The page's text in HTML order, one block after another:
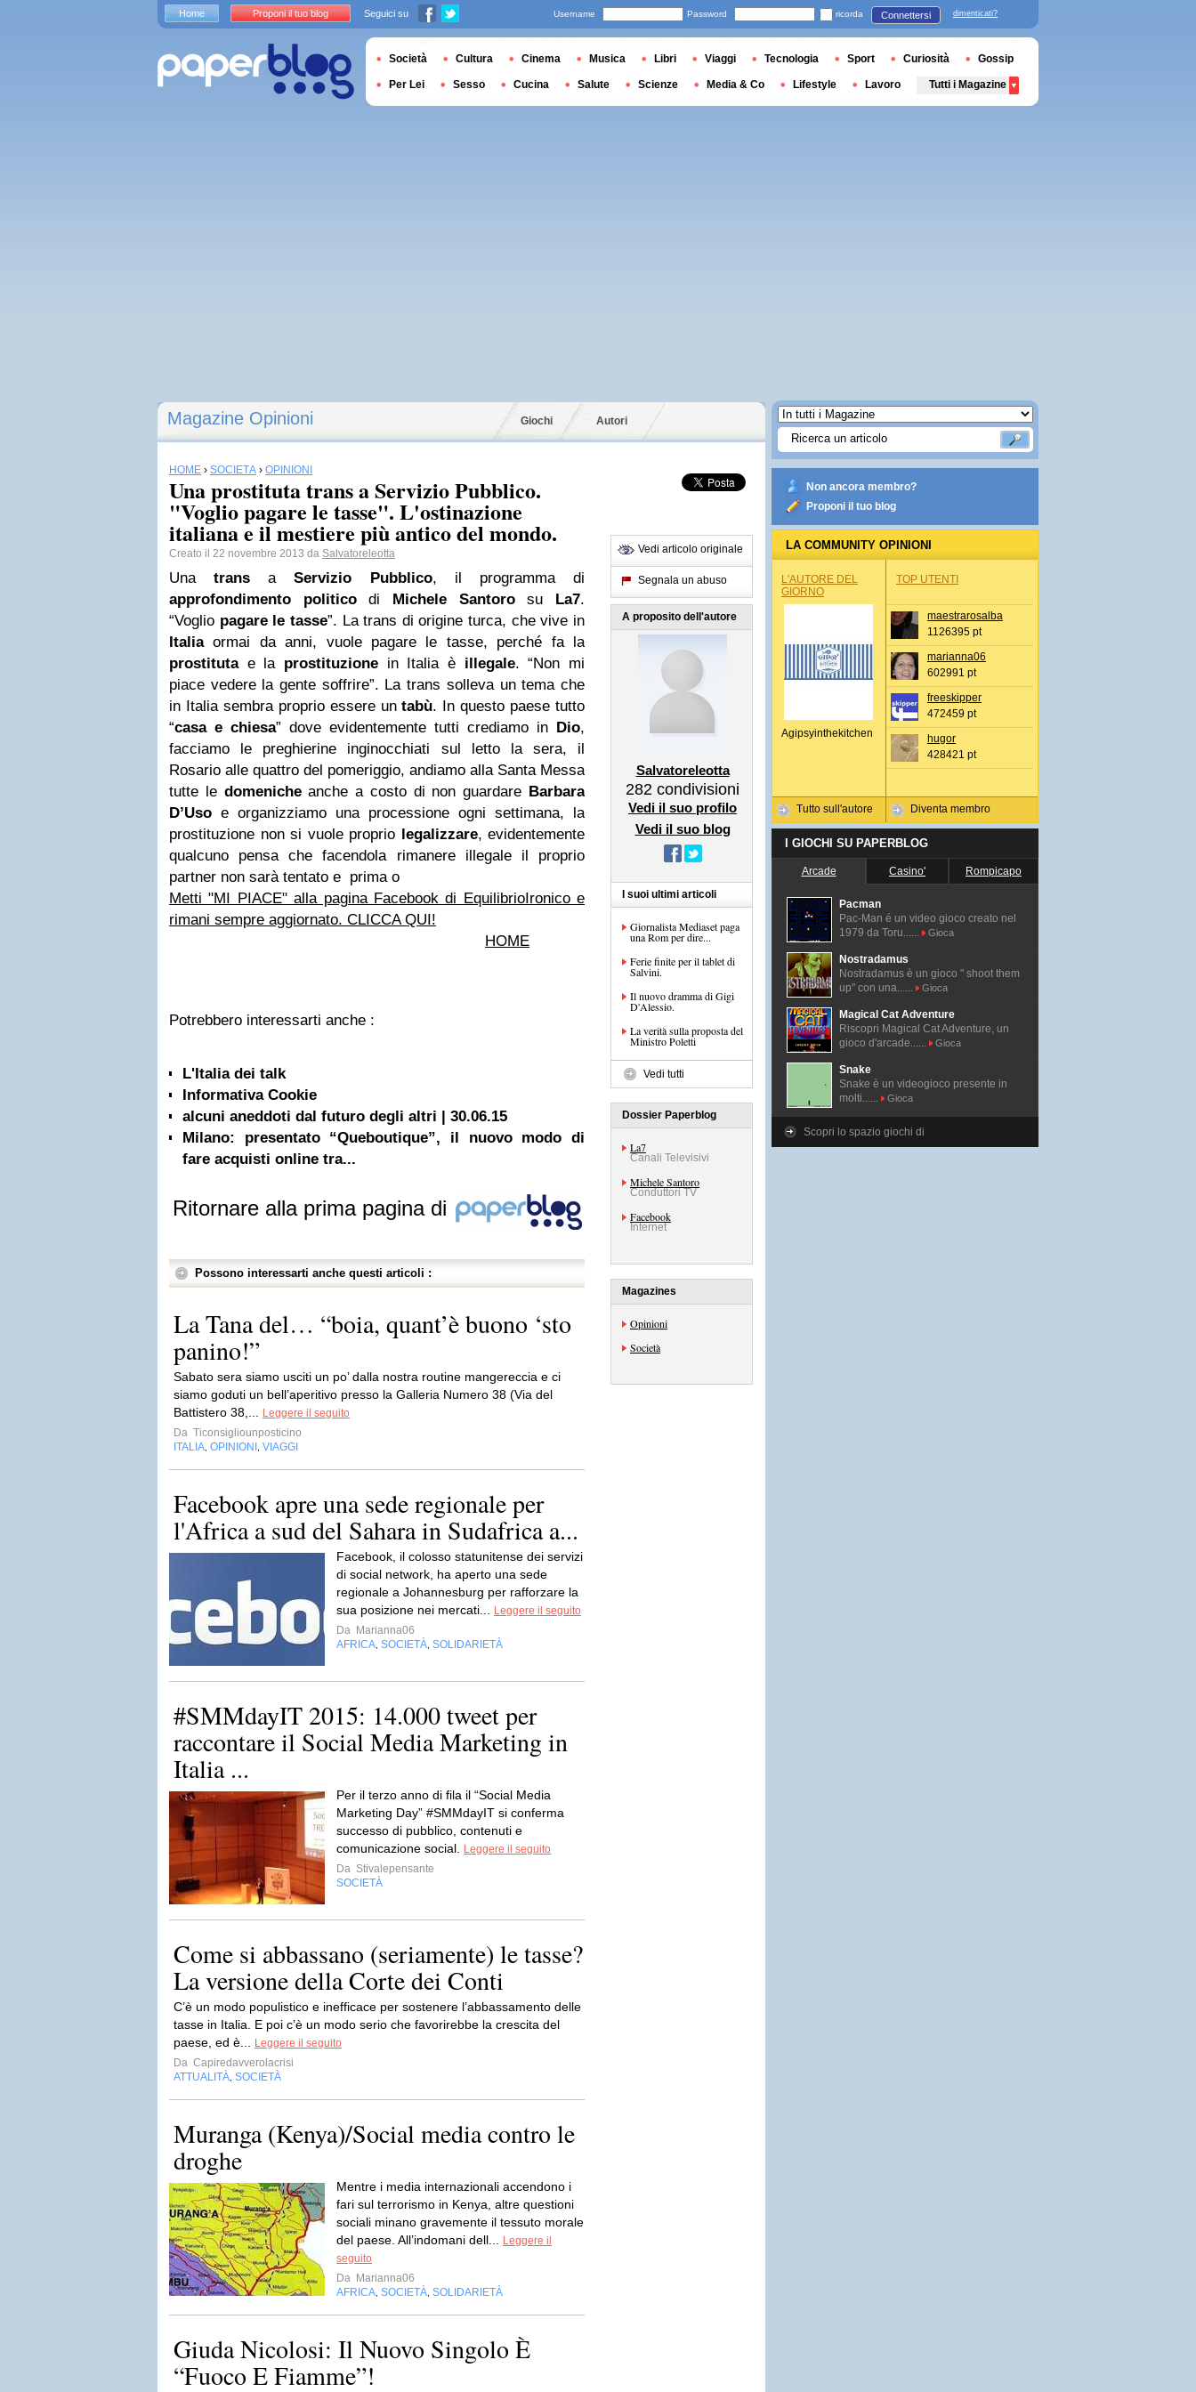
Magazine Opinioni Giochi Autori
HOME › SOCIETÀ › OPINIONI
Una prostituta trans a Servizio Pubblico.
"Voglio pagare le tasse". L'ostinazione
italiana e il mestiere più antico del mondo.
Creato il 22 novembre 2013 da Salvatoreleotta
UnatransaServizio Pubblico, il programma di
approfondimento politicodi Michele Santorosu La7.
“Voglio pagare le tasse”. La trans di origine turca, che vive in
Italiaormai da anni, vuole pagare le tasse, perché fa la
prostitutae la prostituzione in Italia è illegale. “Non mi
piace vedere la gente soffrire”. La trans solleva un tema che
in Italia sembra proprio essere untabù. In questo paese tutto
“casa e chiesa” dove evidentemente tutti crediamo in Dio,
facciamo le preghierine inginocchiati sul letto la sera, il
Rosario alle quattro del pomeriggio, andiamo alla Santa Messa
tutte le domenicheanche a costo di non guardare Barbara
D’Uso e organizziamo una processione ogni settimana, la
prostituzione non si vuole proprio legalizzare, evidentemente
qualcuno pensa che facendola rimanere illegale il proprio
partner non sarà tentato e prima o
Metti "MI PIACE" alla pagina Facebook di EquilibrioIronico e
rimani sempre aggiornato. CLICCA QUI!
HOME
Potrebbero interessarti anche :
L'Italia dei talk
Informativa Cookie
alcuni aneddoti dal futuro degli altri | 30.06.15
Milano: presentato “Queboutique”, il nuovo modo di
fare acquisti online tra...
Ritornare alla prima pagina di
Possono interessarti anche questi articoli :
La Tana del… “boia, quant’è buono ‘sto
panino!”
Sabato sera siamo usciti un po’ dalla nostra routine mangereccia e ci
siamo goduti un bell’aperitivo presso la Galleria Numero 38 (Via del
Battistero 38,...
Leggere il seguito
Da Ticonsigliounposticino
ITALIA OPINIONI VIAGGI
Facebook apre una sede regionale per
l'Africa a sud del Sahara in Sudafrica a...
Facebook, il colosso statunitense dei servizi
di social network, ha aperto una sede
regionale a Johannesburg per rafforzare la
sua posizione nei mercati...
Leggere il seguito
Da Marianna06
AFRICA SOCIETÀ SOLIDARIETÀ
#SMMdayIT 2015: 14.000 tweet per
raccontare il Social Media Marketing in
Italia ...
Per il terzo anno di fila il “Social Media
Marketing Day” #SMMdayIT si conferma
successo di pubblico, contenuti e
comunicazione social.
Leggere il seguito
Da Stivalepensante
SOCIETÀ
Come si abbassano (seriamente) le tasse?
La versione della Corte dei Conti
C’è un modo populistico e inefficace per sostenere l’abbassamento delle
tasse in Italia. E poi c’è un modo serio che favorirebbe la crescita del
paese, ed è...
Leggere il seguito
Da Capiredavverolacrisi
ATTUALITÀ SOCIETÀ
Muranga (Kenya)/Social media contro le
droghe
Mentre i media internazionali accendono i
fari sul terrorismo in Kenya, altre questioni
sociali minano gravemente il tessuto morale
del paese. All’indomani dell...
Leggere il
seguito
Da Marianna06
AFRICA SOCIETÀ SOLIDARIETÀ
Giuda Nicolosi: Il Nuovo Singolo È
“Fuoco E Fiamme”!
Vedi articolo originale
Segnala un abuso
A proposito dell'autore
Salvatoreleotta
282 condivisioni
Vedi il suo profilo
Vedi il suo blog
I suoi ultimi articoli
Giornalista Mediaset paga
una Rom per dire...
Ferie finite per il tablet di
Salvini.
Il nuovo dramma di Gigi
D'Alessio.
La verità sulla proposta del
Ministro Poletti
Vedi tutti
Dossier Paperblog
La7
Canali Televisivi
Michele Santoro
Conduttori TV
Facebook
Internet
Magazines
Opinioni
Società
Non ancora membro?
Proponi il tuo blog
LA COMMUNITY OPINIONI
L'AUTORE DEL
GIORNO
Agipsyinthekitchen
Tutto sull'autore
TOP UTENTI
maestrarosalba
1126395 pt
marianna06
602991 pt
freeskipper
472459 pt
hugor
428421 pt
Diventa membro
I GIOCHI SU PAPERBLOG
Arcade Casino' Rompicapo
Pacman
Pac-Man é un video gioco creato nel
1979 da Toru......
Gioca
Nostradamus
Nostradamus è un gioco " shoot them
up" con una......
Gioca
Magical Cat Adventure
Riscopri Magical Cat Adventure, un
gioco d'arcade......
Gioca
Snake
Snake è un videogioco presente in
molti......
Gioca
Scopri lo spazio giochi di
Home Proponi il tuo blog Seguici su Username Password ricorda Connettersi dimenticati?
Società Cultura Cinema Musica Libri Viaggi Tecnologia Sport Curiosità Gossip
Per Lei Sesso Cucina Salute Scienze Media & Co Lifestyle Lavoro Tutti i Magazine